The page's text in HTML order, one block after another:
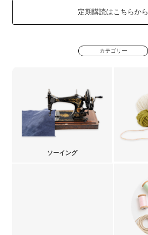
定期購読はこちらから
カテゴリー
ソーイング